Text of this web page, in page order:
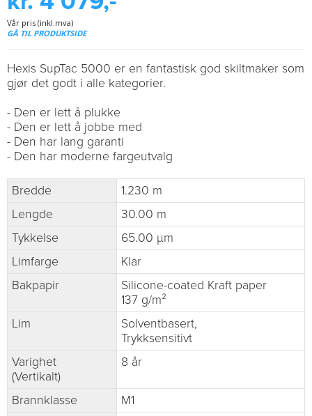
Vår pris (inkl.mva)
GÅ TIL PRODUKTSIDE
Hexis SupTac 5000 er en fantastisk god skiltmaker som
gjør det godt i alle kategorier.
- Den er lett å plukke
- Den er lett å jobbe med
- Den har lang garanti
- Den har moderne fargeutvalg
Bredde
1.230 m
Lengde
30.00 m
Tykkelse
65.00 µm
Limfarge
Klar
Bakpapir
Silicone-coated Kraft paper
137 g/m²
Lim
Solventbasert,
Trykksensitivt
Varighet
(Vertikalt)
8 år
Brannklasse
M1